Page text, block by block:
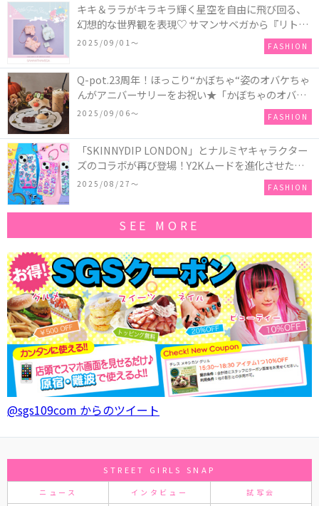
キキ＆ララがキラキラ輝く星空を自由に飛び回る、
幻想的な世界観を表現♡ サマンサベガから『リトル
ツインスターズ』50周年アニバーサリーイヤー』を
2025/09/01〜 FASHION
Q-pot.23周年！ほっこり“かぼちゃ“姿のオバケちゃ
んがアニバーサリーをお祝い★「かぼちゃのオバケ
ーキアクセサリー」が新発売！Q-pot CAFE.では
「かぼちゃのオバケーキプレート」も登場
2025/09/06〜 FASHION
「SKINNYDIP LONDON」とナルミヤキャラクター
ズのコラボが再び登場！Y2Kムードを進化させた新
作コレクションを発売♪
2025/08/27〜 FASHION
SEE MORE
@sgs109com からのツイート
STREET GIRLS SNAP
ニュース インタビュー 試写会